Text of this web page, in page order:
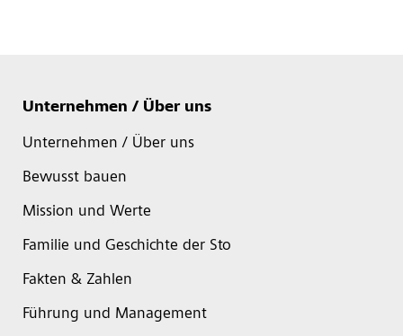
Unternehmen / Über uns
Unternehmen / Über uns
Bewusst bauen
Mission und Werte
Familie und Geschichte der Sto
Fakten & Zahlen
Führung und Management